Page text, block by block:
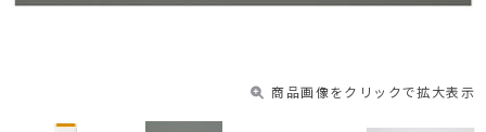
商品画像をクリックで拡大表示